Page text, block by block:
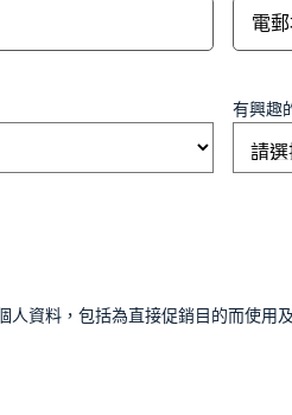
有興趣
人資料，包括為直接促銷目的而使用